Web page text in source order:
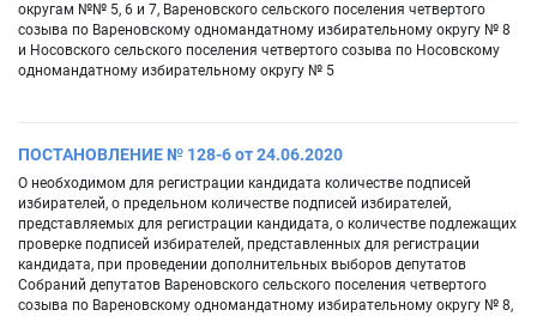
округам №№ 5, 6 и 7, Вареновского сельского поселения четвертого
созыва по Вареновскому одномандатному избирательному округу № 8
и Носовского сельского поселения четвертого созыва по Носовскому
одномандатному избирательному округу № 5
ПОСТАНОВЛЕНИЕ № 128-6 от 24.06.2020
О необходимом для регистрации кандидата количестве подписей
избирателей, о предельном количестве подписей избирателей,
представляемых для регистрации кандидата, о количестве подлежащих
проверке подписей избирателей, представленных для регистрации
кандидата, при проведении дополнительных выборов депутатов
Собраний депутатов Вареновского сельского поселения четвертого
созыва по Вареновскому одномандатному избирательному округу № 8,